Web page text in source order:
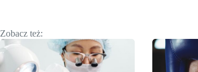
Zobacz też: